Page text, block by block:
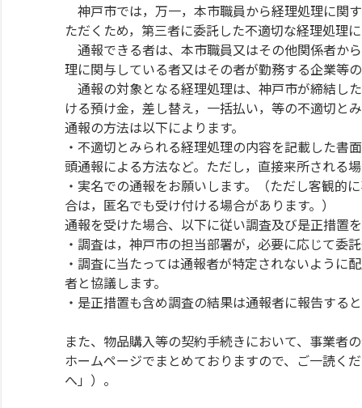
神戸市では，万一，本市職員から経理処理に関
ただくため，第三者に委託した不適切な経理処理
通報できる者は、本市職員又はその他関係者か
理に関与している者又はその者が勤務する企業等
通報の対象となる経理処理は、神戸市が締結し
ける預け金，差し替え，一括払い，等の不適切と
通報の方法は以下によります。
・不適切とみられる経理処理の内容を記載した書
頭通報による方法など。ただし，直接来所される
・実名での通報をお願いします。（ただし客観的
合は，匿名でも受け付ける場合があります。）
通報を受けた場合、以下に従い調査及び是正措置
・調査は，神戸市の担当部署が，必要に応じて委
・調査に当たっては通報者が特定されないように
者と協議します。
・是正措置も含め調査の結果は通報者に報告する
また、物品購入等の契約手続きにおいて、事業者
ホームページでまとめておりますので、ご一読く
へ」）。